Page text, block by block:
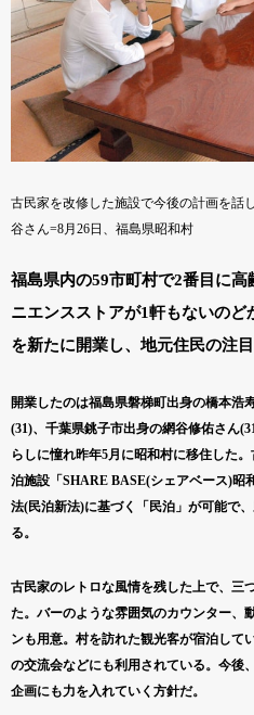
古民家を改修した施設で今後の計画を話
谷さん=8月26日、福島県昭和村
福島県内の59市町村で2番目に
ニエンスストアが1軒もないの
を新たに開業し、地元住民の注目
開業したのは福島県磐梯町出身の橋本浩
(31)、千葉県銚子市出身の網谷修佑さん
らしに憧れ昨年5月に昭和村に移住した
泊施設「SHARE BASE(シェアベース)昭
法(民泊新法)に基づく「民泊」が可能で
る。
古民家のレトロな風情を残した上で、三
た。バーのような雰囲気のカウンター、
ンも用意。村を訪れた観光客が宿泊して
の交流会などにも利用されている。今後
企画にも力を入れていく方針だ。